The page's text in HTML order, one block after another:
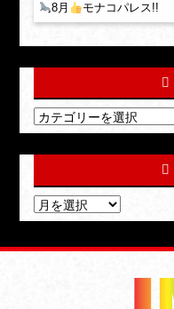
8月 モナコパレス!!